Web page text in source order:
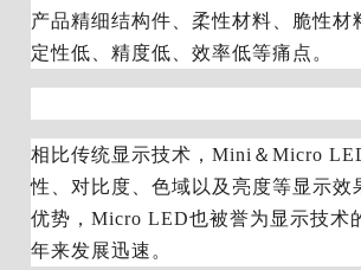
产品精细结构件、柔性材料、脆性材
定性低、精度低、效率低等痛点。
相比传统显示技术，Mini＆Micro
性、对比度、色域以及亮度等显示效
优势，Micro LED也被誉为显示技术
年来发展迅速。